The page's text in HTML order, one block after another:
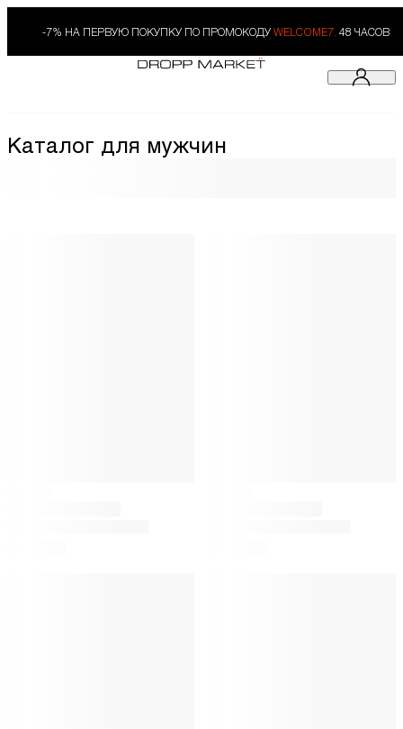
-7% НА ПЕРВУЮ ПОКУПКУ ПО ПРОМОКОДУ WELCOME7. 48 ЧАСОВ
Каталог для мужчин